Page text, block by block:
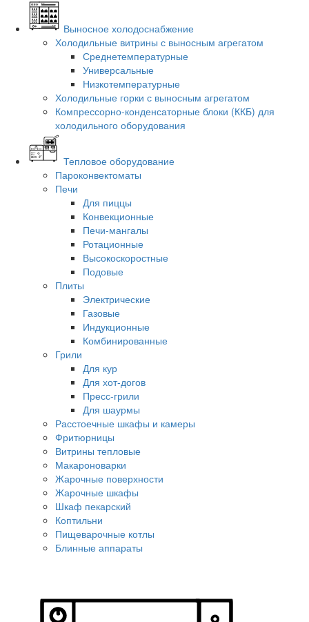
Выносное холодоснабжение
Холодильные витрины с выносным агрегатом
Среднетемпературные
Универсальные
Низкотемпературные
Холодильные горки с выносным агрегатом
Компрессорно-конденсаторные блоки (ККБ) для
холодильного оборудования
Тепловое оборудование
Пароконвектоматы
Печи
Для пиццы
Конвекционные
Печи-мангалы
Ротационные
Высокоскоростные
Подовые
Плиты
Электрические
Газовые
Индукционные
Комбинированные
Грили
Для кур
Для хот-догов
Пресс-грили
Для шаурмы
Расстоечные шкафы и камеры
Фритюрницы
Витрины тепловые
Макароноварки
Жарочные поверхности
Жарочные шкафы
Шкаф пекарский
Коптильни
Пищеварочные котлы
Блинные аппараты